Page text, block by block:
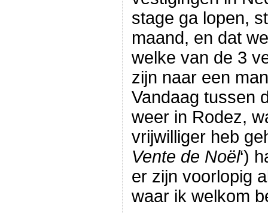
stage ga lopen,
maand, en dat
welke van de 3
zijn naar een
Vandaag tussen
weer in Rodez,
vrijwilliger heb
Vente de Noël‘)
er zijn voorlopig
waar ik welkom